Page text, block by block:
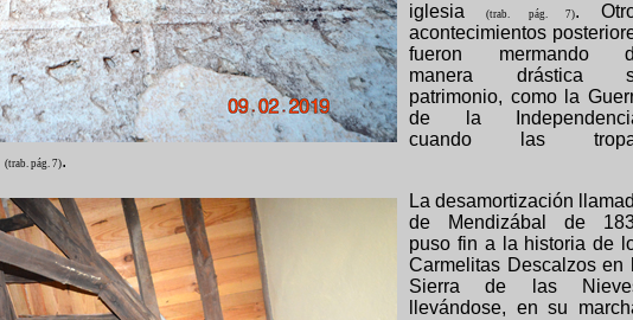
iglesia
(trab. pág. 7).
acontecimientos
fueron mermando
manera drástica
patrimonio, como la
de la
cuando las
(trab. pág. 7).
La desamortización
de Mendizábal de
puso fin a la historia de
Carmelitas Descalzos en
Sierra de las
llevándose, en su